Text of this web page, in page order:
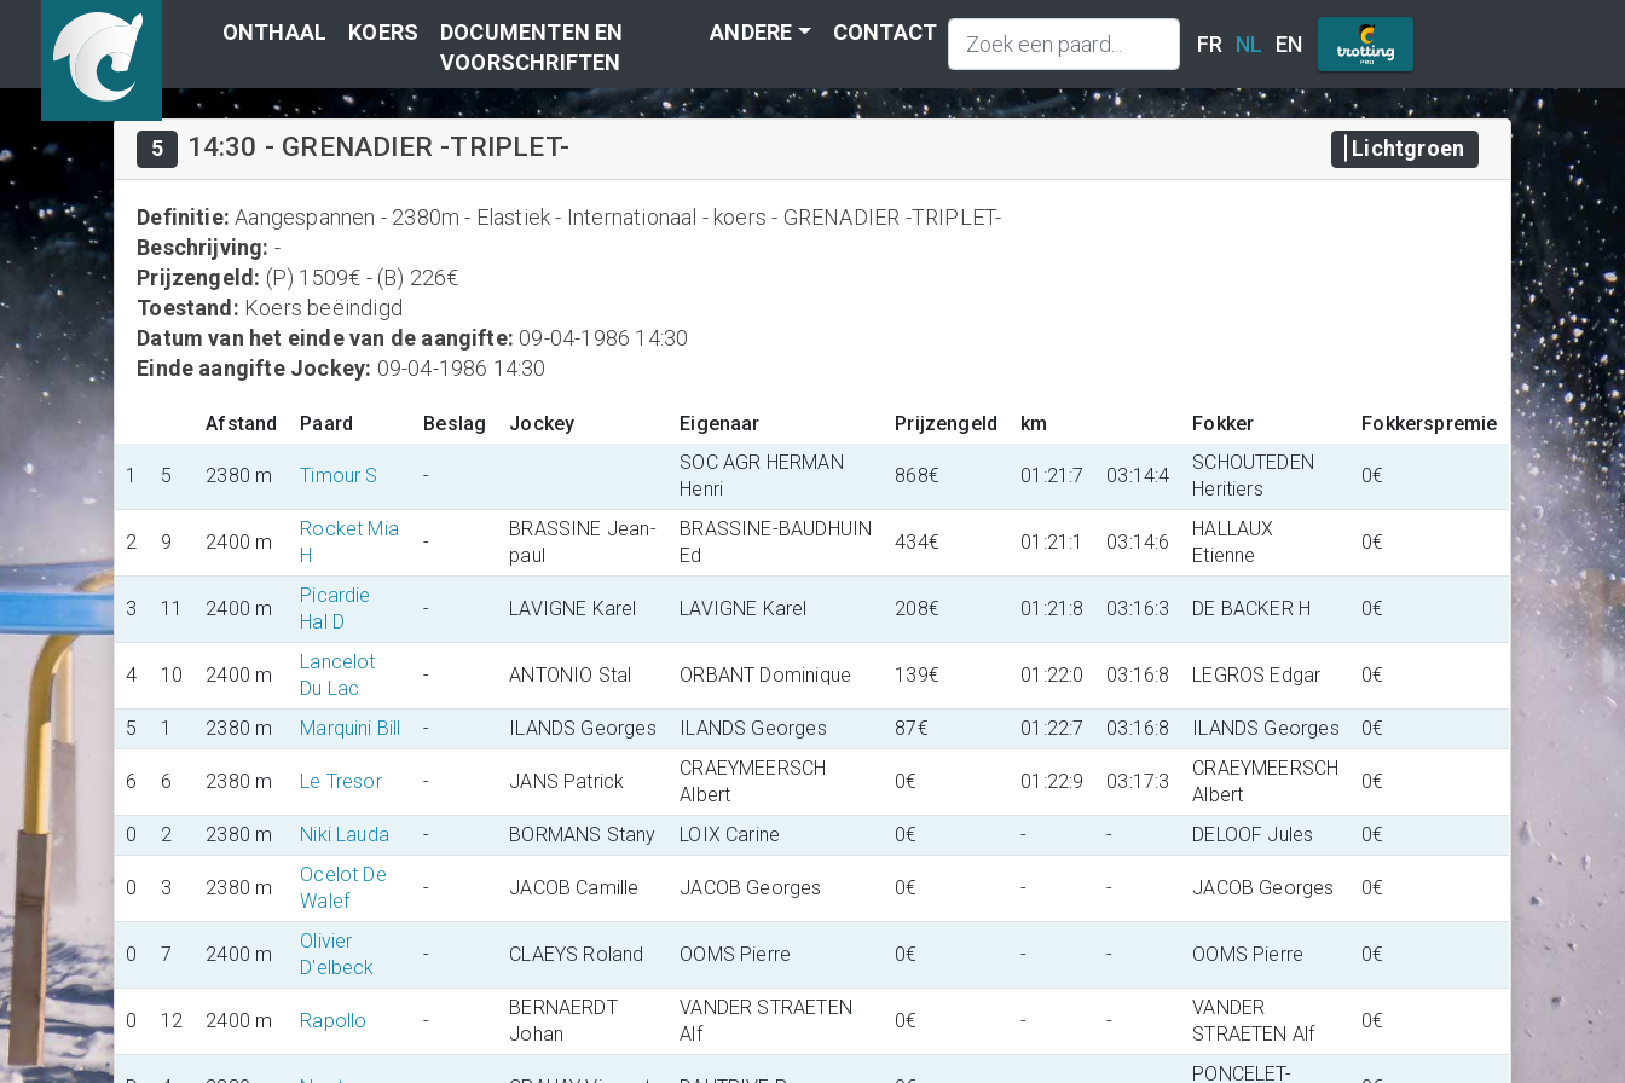
ONTHAAL KOERS
DOCUMENTEN EN
VOORSCHRIFTEN
ANDERE CONTACT FR NL EN
5 14:30 - GRENADIER -TRIPLET- Lichtgroen
Definitie: Aangespannen - 2380m - Elastiek - Internationaal - koers - GRENADIER -TRIPLET-
Beschrijving: -
Prijzengeld: (P) 1509€ - (B) 226€
Toestand: Koers beëindigd
Datum van het einde van de aangifte: 09-04-1986 14:30
Einde aangifte Jockey: 09-04-1986 14:30
Afstand Paard Beslag Jockey Eigenaar Prijzengeld km Fokker Fokkerspremie
1 5 2380 m Timour S -
SOC AGR HERMAN
Henri
868€ 01:21:7 03:14:4
SCHOUTEDEN
Heritiers
0€
2 9 2400 m
Rocket Mia
H
-
BRASSINE Jean-
paul
BRASSINE-BAUDHUIN
Ed
434€ 01:21:1 03:14:6
HALLAUX
Etienne
0€
3 11 2400 m
Picardie
Hal D
- LAVIGNE Karel LAVIGNE Karel 208€ 01:21:8 03:16:3 DE BACKER H 0€
4 10 2400 m
Lancelot
Du Lac
- ANTONIO Stal ORBANT Dominique 139€ 01:22:0 03:16:8 LEGROS Edgar 0€
5 1 2380 m Marquini Bill - ILANDS Georges ILANDS Georges 87€ 01:22:7 03:16:8 ILANDS Georges 0€
6 6 2380 m Le Tresor - JANS Patrick
CRAEYMEERSCH
Albert
0€ 01:22:9 03:17:3
CRAEYMEERSCH
Albert
0€
0 2 2380 m Niki Lauda - BORMANS Stany LOIX Carine 0€ - - DELOOF Jules 0€
0 3 2380 m
Ocelot De
Walef
- JACOB Camille JACOB Georges 0€ - - JACOB Georges 0€
0 7 2400 m
Olivier
D'elbeck
- CLAEYS Roland OOMS Pierre 0€ - - OOMS Pierre 0€
0 12 2400 m Rapollo -
BERNAERDT
Johan
VANDER STRAETEN
Alf
0€ - -
VANDER
STRAETEN Alf
0€
PONCELET-